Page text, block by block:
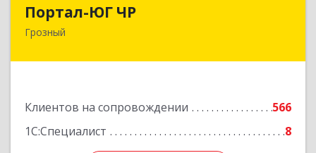
Портал-ЮГ ЧР
Грозный
Клиентов на сопровождении
566
1С:Специалист
8
364906, Чеченская Респ, Грозный г, Путина пр-